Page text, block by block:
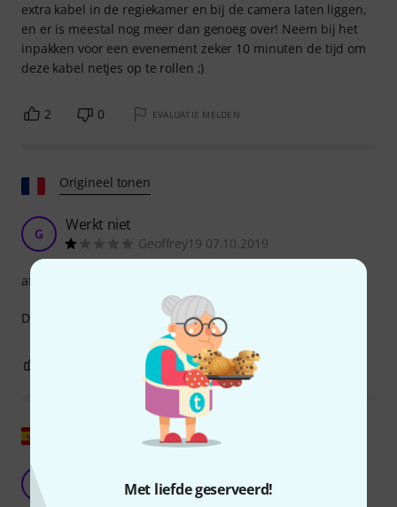
Met liefde geserveerd!
extra kabel in de regiekamer en bij de camera laten liggen,
en er is meestal nog meer dan genoeg over! Neem bij het
inpakken voor een evenement zeker 10 minuten de tijd om
deze kabel netjes op te rollen ;)
2 0 EVALUATIE MELDEN
Origineel tonen
G Werkt niet
Geoffrey19 07.10.2019
De afstand is te groot om een signaal te ontvangen.
afwerking
EVALUATIE MELDEN
PT
Pedro Telmo 02.04.2013